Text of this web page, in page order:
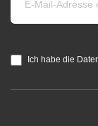
Ich habe die